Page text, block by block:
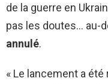
de la guerre en
pas les doutes… au-
annulé.
« Le lancement a